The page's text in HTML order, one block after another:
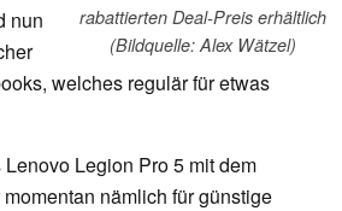
rabattierten Deal-Preis erhältlich
(Bildquelle: Alex Wätzel)
nun
welches regulär für etwas
Legion Pro 5 mit dem
nämlich für günstige